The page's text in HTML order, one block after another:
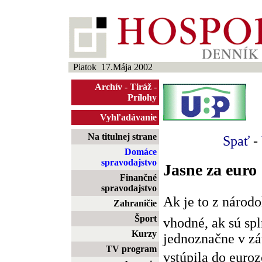
Piatok 17.Mája 2002
Archív - Tiráž -
Prílohy
Vyhľadávanie
Na titulnej strane
Domáce
spravodajstvo
Finančné
spravodajstvo
Zahraničie
Šport
Kurzy
TV program
Spať -
Jasne za euro
Ak je to z
vhodné, ak sú
jednoznačne v
vstúpila do